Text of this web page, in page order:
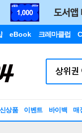
eBook 크레마클럽
신상품 이벤트 바이백 매